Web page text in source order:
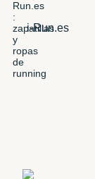
i-Run.es